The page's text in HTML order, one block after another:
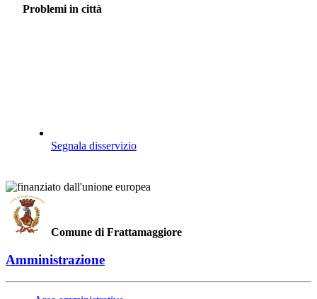
Problemi in città
Segnala disservizio
Comune di Frattamaggiore
Amministrazione